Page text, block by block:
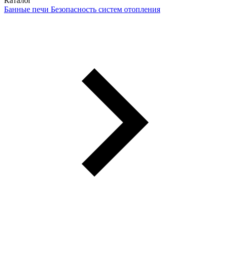
Банные печи Безопасность систем отопления